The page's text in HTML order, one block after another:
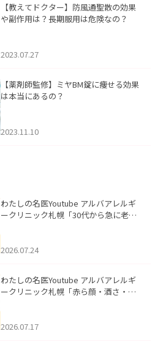
【教えてドクター】防風通聖散の効果
や副作用は？長期服用は危険なの？
2023.07.27
【薬剤師監修】ミヤBM錠に痩せる効果
は本当にあるの？
2023.11.10
わたしの名医Youtube アルバアレルギ
ークリニック札幌「30代から急に老け
た。
2026.07.24
わたしの名医Youtube アルバアレルギ
ークリニック札幌「赤ら顔・酒さ・ニ
した。
2026.07.17